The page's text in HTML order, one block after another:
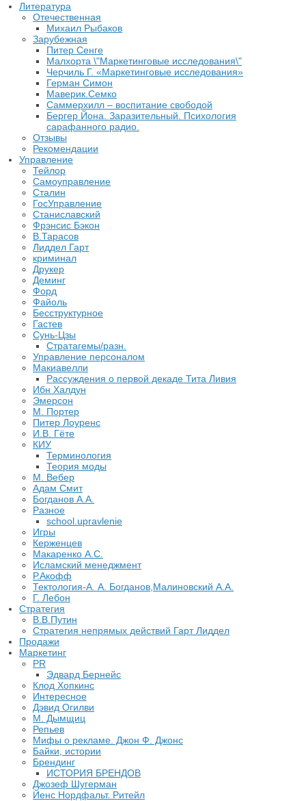
Литература
Отечественная
Михаил Рыбаков
Зарубежная
Питер Сенге
Малхорта \"Маркетинговые исследования\"
Черчиль Г. «Маркетинговые исследования»
Герман Симон
Маверик.Семко
Саммерхилл – воспитание свободой
Бергер Йона. Заразительный. Психология
сарафанного радио.
Отзывы
Рекомендации
Управление
Тейлор
Самоуправление
Сталин
ГосУправление
Станиславский
Фрэнсис Бэкон
В.Тарасов
Лиддел Гарт
криминал
Друкер
Деминг
Форд
Файоль
Бесструктурное
Гастев
Сунь-Цзы
Стратагемы/разн.
Управление персоналом
Макиавелли
Рассуждения о первой декаде Тита Ливия
Ибн Халдун
Эмерсон
М. Портер
Питер Лоуренс
И.В. Гёте
КИУ
Терминология
Теория моды
М. Вебер
Адам Смит
Богданов А.А.
Разное
school.upravlenie
Игры
Керженцев
Макаренко А.С.
Исламский менеджмент
Р.Акофф
Тектология-А. А. Богданов,Малиновский А.А.
​Г. Лебон
Стратегия
В.В.Путин
​Стратегия непрямых действий Гарт Лиддел
Продажи
Маркетинг
PR
Эдвард Бернейс
Клод Хопкинс
Интересное
Дэвид Огилви
М. Дымщиц
Репьев
Мифы о рекламе. Джон Ф. Джонс
Байки, истории
Брендинг
ИСТОРИЯ БРЕНДОВ
Джозеф Шугерман
​Йенс Нордфальт. Ритейл